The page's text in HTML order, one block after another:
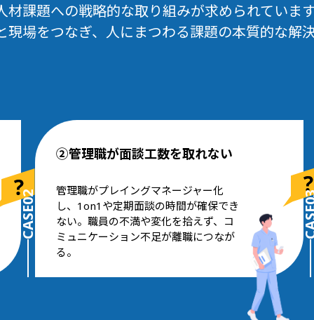
材課題への戦略的な取り組みが求められています
場をつなぎ、人にまつわる課題の本質的な解決
CASE02
②管理職が面談工数を取れない
管理職がプレイングマネージャー化
し、1on1や定期面談の時間が確保でき
ない。職員の不満や変化を拾えず、コ
ミュニケーション不足が離職につなが
る。